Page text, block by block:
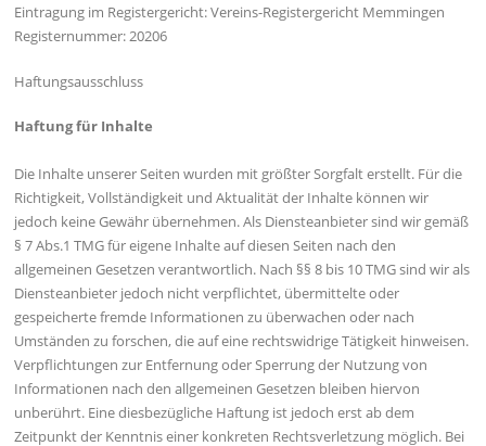
Eintragung im Registergericht: Vereins-Registergericht Memmingen
Registernummer: 20206
Haftungsausschluss
Haftung für Inhalte
Die Inhalte unserer Seiten wurden mit größter Sorgfalt erstellt. Für die
Richtigkeit, Vollständigkeit und Aktualität der Inhalte können wir
jedoch keine Gewähr übernehmen. Als Diensteanbieter sind wir gemäß
§ 7 Abs.1 TMG für eigene Inhalte auf diesen Seiten nach den
allgemeinen Gesetzen verantwortlich. Nach §§ 8 bis 10 TMG sind wir als
Diensteanbieter jedoch nicht verpflichtet, übermittelte oder
gespeicherte fremde Informationen zu überwachen oder nach
Umständen zu forschen, die auf eine rechtswidrige Tätigkeit hinweisen.
Verpflichtungen zur Entfernung oder Sperrung der Nutzung von
Informationen nach den allgemeinen Gesetzen bleiben hiervon
unberührt. Eine diesbezügliche Haftung ist jedoch erst ab dem
Zeitpunkt der Kenntnis einer konkreten Rechtsverletzung möglich. Bei